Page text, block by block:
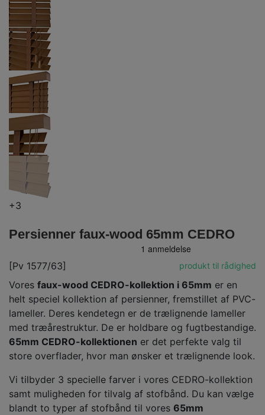
+3
Persienner faux-wood 65mm CEDRO
[Pv 1577/63] produkt til rådighed
Vores faux-wood CEDRO-kollektion i 65mm er en
helt speciel kollektion af persienner, fremstillet af PVC-
lameller. Deres kendetegn er de trælignende lameller
med træårestruktur. De er holdbare og fugtbestandige.
65mm CEDRO-kollektionen er det perfekte valg til
store overflader, hvor man ønsker et trælignende look.
Vi tilbyder 3 specielle farver i vores CEDRO-kollektion
samt muligheden for tilvalg af stofbånd. Du kan vælge
blandt to typer af stofbånd til vores 65mm